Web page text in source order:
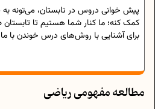
پیش خوانی دروس در تابستان، می‌تونه
کمک کنه؛ ما کنار شما هستیم تا تابستان
برای آشنایی با روش‌های درس خوندن با
مطالعه مفهومی ریاضی